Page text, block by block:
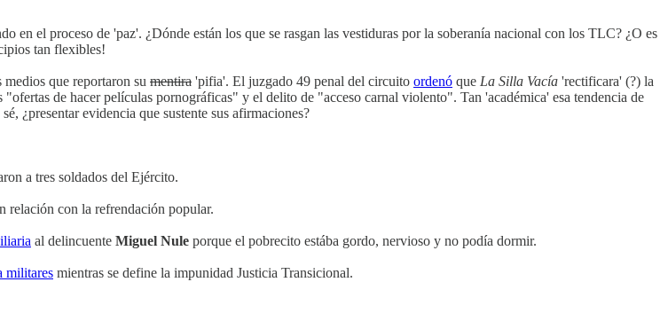
en el proceso de 'paz'. ¿Dónde están los que se rasgan las vestiduras por la soberanía nacional con los TLC? ¿O es
tan flexibles!
medios que reportaron su mentira 'pifia'. El juzgado 49 penal del circuito ordenó que La Silla Vacía 'rectificara' (?) la
de hacer películas pornográficas" y el delito de "acceso carnal violento". Tan 'académica' esa tendencia de
sé, ¿presentar evidencia que sustente sus afirmaciones?
a tres soldados del Ejército.
relación con la refrendación popular.
al delincuente Miguel Nule porque el pobrecito estába gordo, nervioso y no podía dormir.
militares mientras se define la impunidad Justicia Transicional.